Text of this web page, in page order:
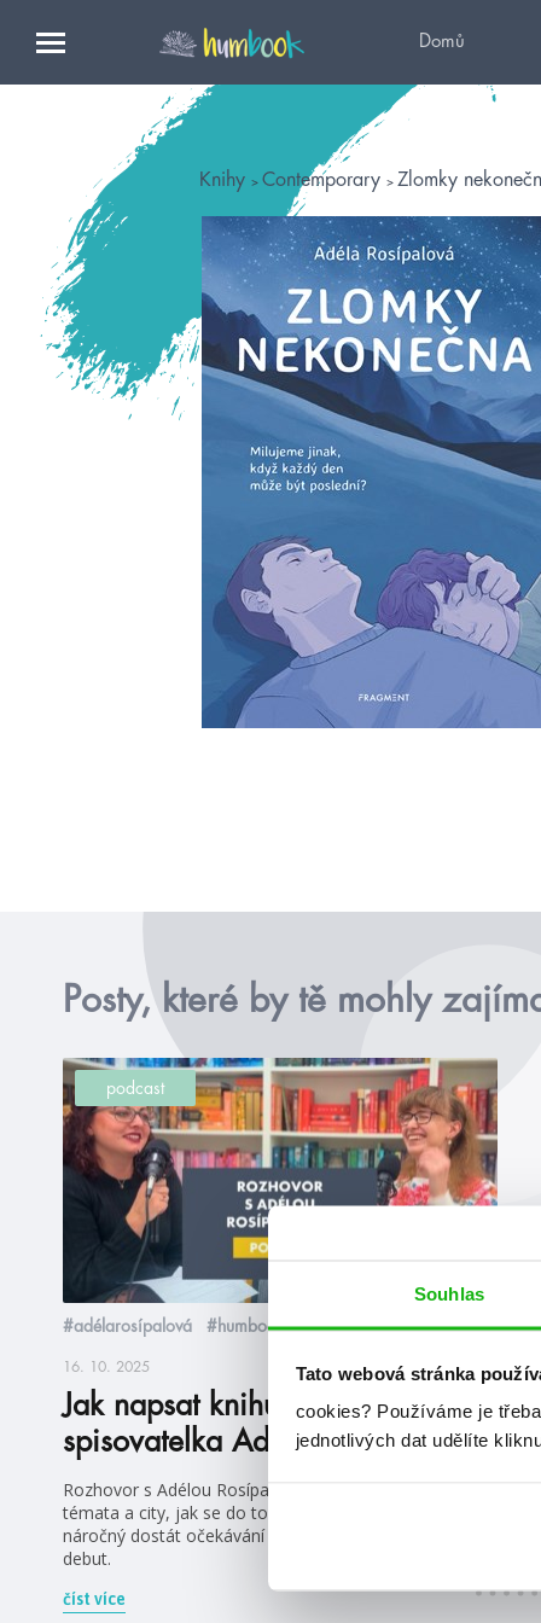
Souhlas
Tato webová stránka
cookies? Používáme je
jednotlivých dat udělíte
Domů
Knihy Contemporary Zlomky
Posty, které by tě mohly
podcast
#adélarosípalová #humbookpodcast
16. 10. 2025
Jak napsat knihu #5 ft.
spisovatelka Adéla Rosípalová
Rozhovor s Adélou Rosípalovou o tom, jak psát heavy
témata a city, jak se do toho moc neponořit a jak je
náročný dostát očekávání čtenářů, když se povede
debut.
číst více